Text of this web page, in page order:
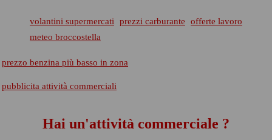
volantini supermercati prezzi carburante
offerte lavoro
meteo broccostella
prezzo benzina più basso in zona
pubblicita attività commerciali
Hai un'attività commerciale ?